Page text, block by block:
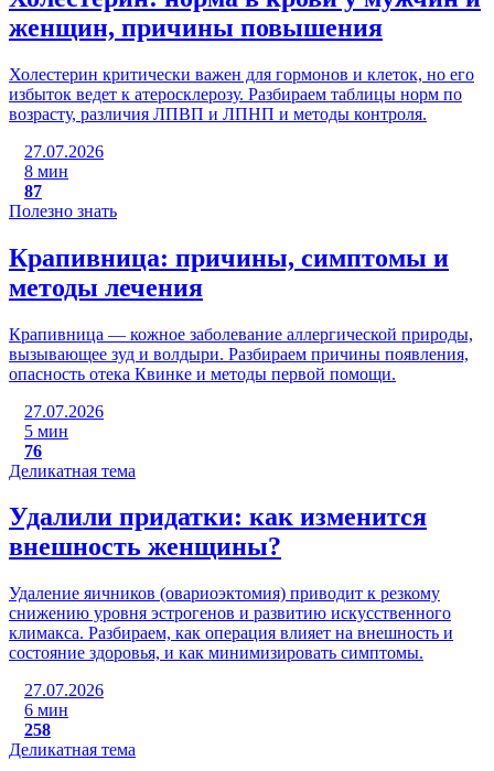
женщин, причины повышения
Холестерин критически важен для гормонов и клеток, но его
избыток ведет к атеросклерозу. Разбираем таблицы норм по
возрасту, различия ЛПВП и ЛПНП и методы контроля.
27.07.2026
8 мин
87
Полезно знать
Крапивница: причины, симптомы и
методы лечения
Крапивница — кожное заболевание аллергической природы,
вызывающее зуд и волдыри. Разбираем причины появления,
опасность отека Квинке и методы первой помощи.
27.07.2026
5 мин
76
Деликатная тема
Удалили придатки: как изменится
внешность женщины?
Удаление яичников (овариоэктомия) приводит к резкому
снижению уровня эстрогенов и развитию искусственного
климакса. Разбираем, как операция влияет на внешность и
состояние здоровья, и как минимизировать симптомы.
27.07.2026
6 мин
258
Деликатная тема